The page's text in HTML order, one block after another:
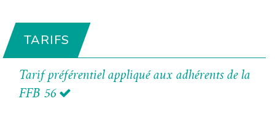
TARIFS
Tarif préférentiel appliqué aux adhérents de la
FFB 56